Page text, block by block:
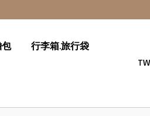
行李箱.旅行袋